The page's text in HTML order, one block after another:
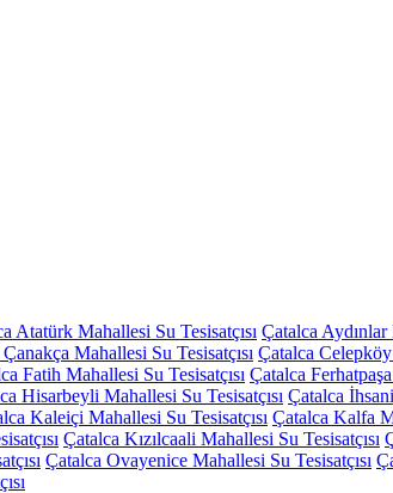
Atatürk Mahallesi Su Tesisatçısı Çatalca Aydınlar
Mahallesi Su Tesisatçısı Çatalca Celepköy
Fatih Mahallesi Su Tesisatçısı Çatalca
Hisarbeyli Mahallesi Su Tesisatçısı Çatalca
Kaleiçi Mahallesi Su Tesisatçısı Çatalca Kalfa
Çatalca Kızılcaali Mahallesi Su Tesisatçısı
Çatalca Ovayenice Mahallesi Su Tesisatçısı